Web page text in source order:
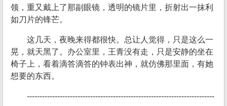
领，重又戴上了那副眼镜，透明的镜片里，折射出一抹利
如刀片的锋芒。
这几天，夜晚来得都很快。总让人觉得，只是这么一
晃，就天黑了。办公室里，王青没有走，只是安静的坐在
椅子上，看着滴答滴答的钟表出神，就仿佛那里面，有她
想要的东西。
--------------------------------------------------------------------------